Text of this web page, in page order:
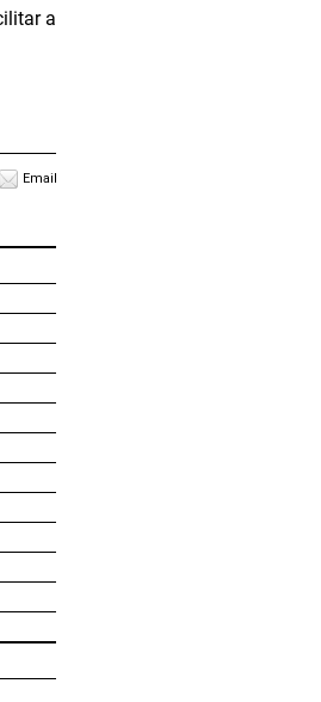
a
Email